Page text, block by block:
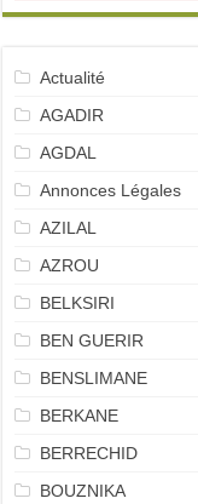
Actualité
AGADIR
AGDAL
Annonces Légales
AZILAL
AZROU
BELKSIRI
BEN GUERIR
BENSLIMANE
BERKANE
BERRECHID
BOUZNIKA